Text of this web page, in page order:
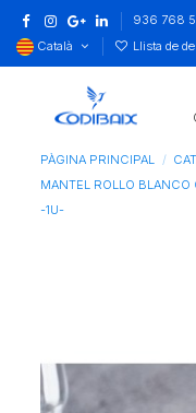
936 768
Català
Llista de
PÀGINA PRINCIPAL
MANTEL ROLLO
-1U-